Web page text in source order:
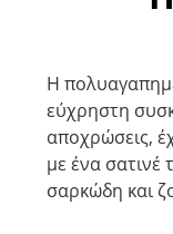
Η
εύχρηστη
αποχρώσεις,
με ένα σατινέ
σαρκώδη και